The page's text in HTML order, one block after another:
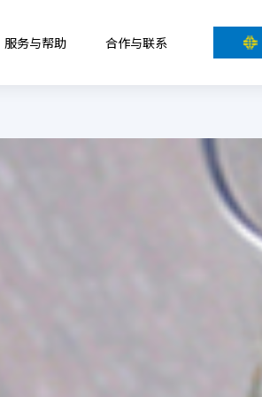
服务与帮助 合作与联系